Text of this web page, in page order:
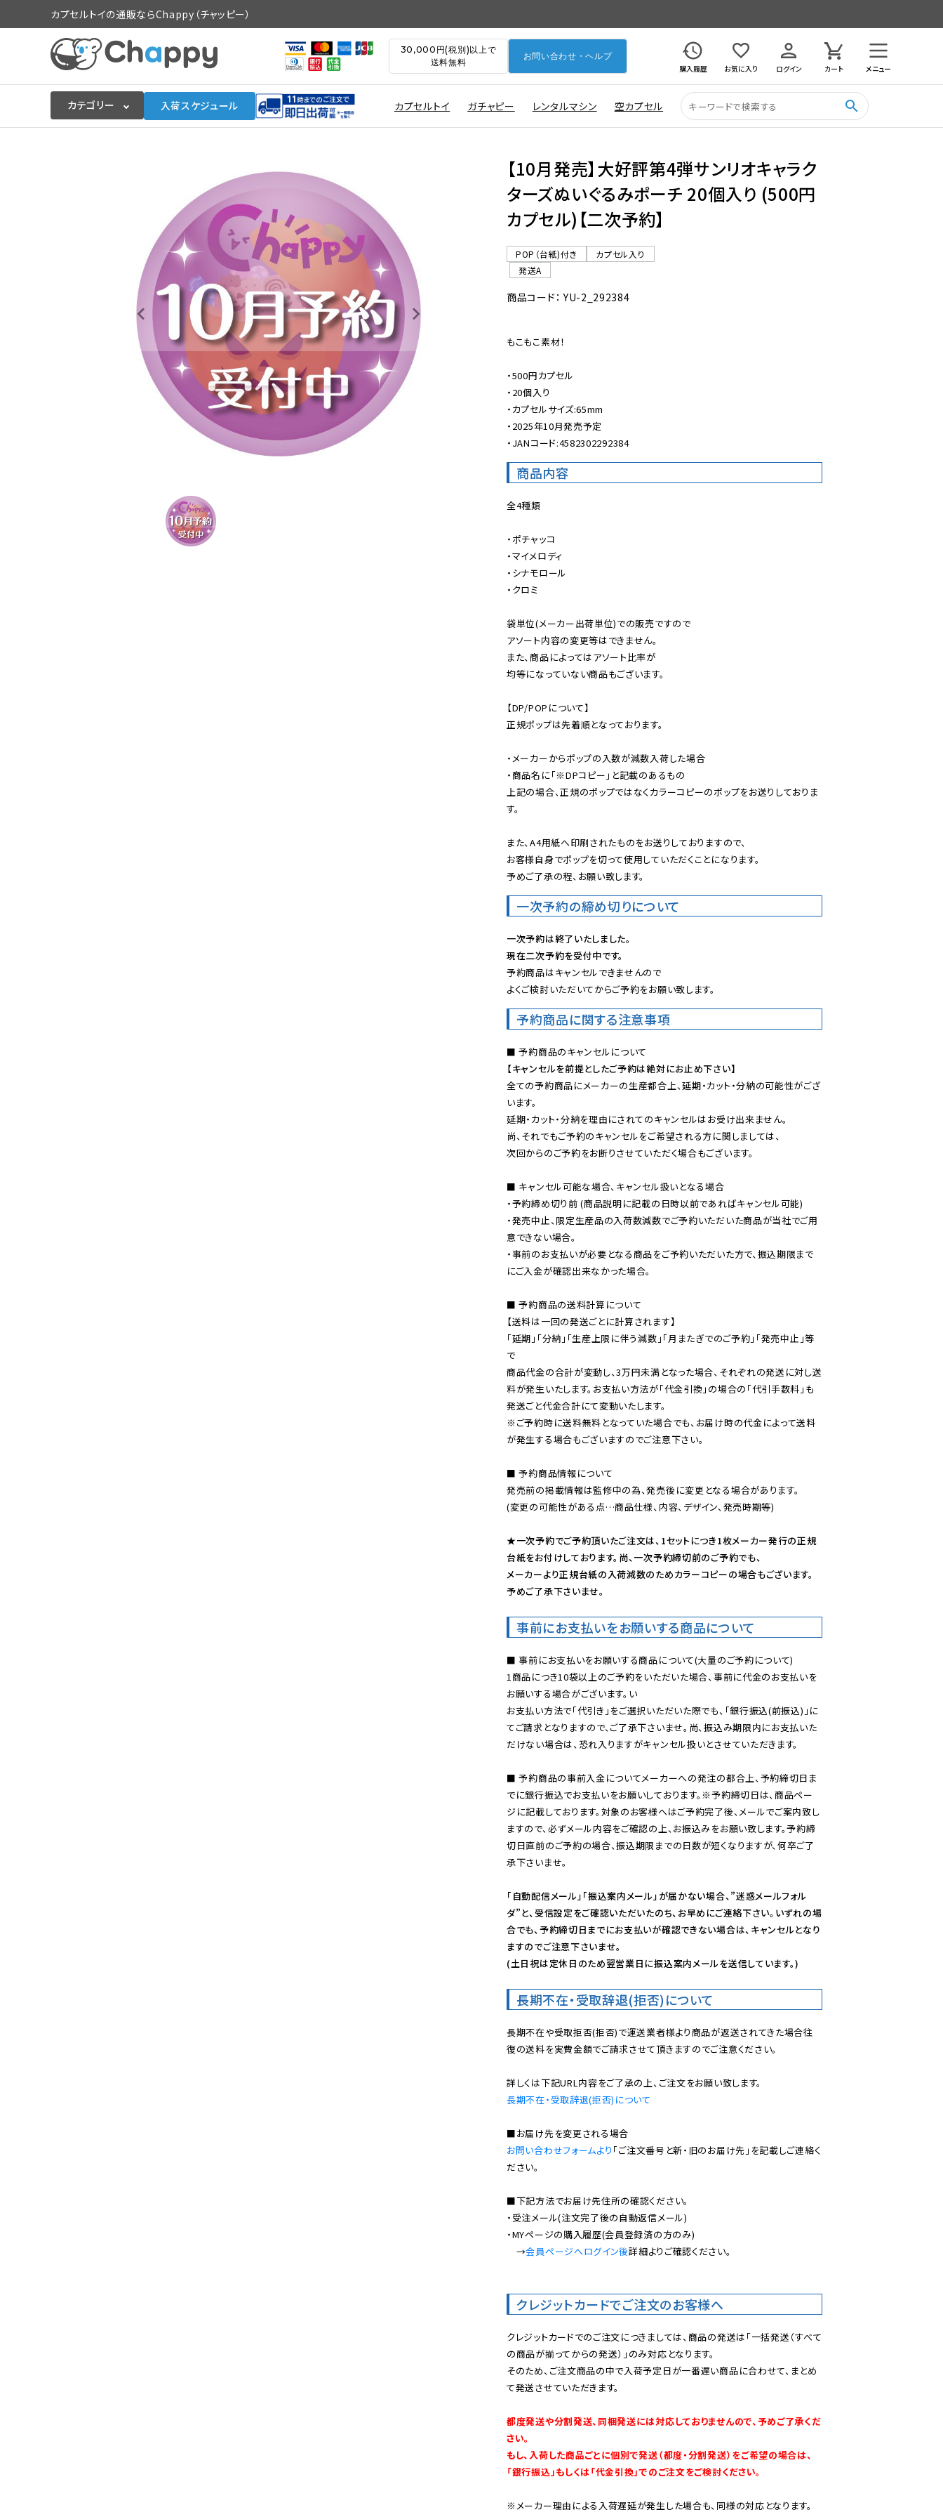
カプセルトイの通販ならChappy（チャッピー）
30,000円(税別)以上で
送料無料
お問い合わせ・ヘルプ
購入履歴
お気に入り ログイン カート メニュー
カテゴリー 入荷スケジュール カプセルトイ ガチャピー レンタルマシン 空カプセル search
【10月発売】大好評第4弾サンリオキャラク
ターズぬいぐるみポーチ 20個入り (500円
カプセル)【二次予約】
POP（台紙)付き
カプセル入り
発送A
商品コード： YU-2_292384
もこもこ素材！
・500円カプセル
・20個入り
・カプセルサイズ:65mm
・2025年10月発売予定
・JANコード:4582302292384
商品内容
全4種類
・ポチャッコ
・マイメロディ
・シナモロール
・クロミ
袋単位(メーカー出荷単位)での販売ですので
アソート内容の変更等はできません。
また、商品によってはアソート比率が
均等になっていない商品もございます。
【DP/POPについて】
正規ポップは先着順となっております。
・メーカーからポップの入数が減数入荷した場合
・商品名に「※DPコピー」と記載のあるもの
上記の場合、正規のポップではなくカラーコピーのポップをお送りしておりま
す。
また、A4用紙へ印刷されたものをお送りしておりますので、
お客様自身でポップを切って使用していただくことになります。
予めご了承の程、お願い致します。
一次予約の締め切りについて
一次予約は終了いたしました。
現在二次予約を受付中です。
予約商品はキャンセルできませんので
よくご検討いただいてからご予約をお願い致します。
予約商品に関する注意事項
【キャンセルを前提としたご予約は絶対にお止め下さい】
全ての予約商品にメーカーの生産都合上、延期・カット・分納の可能性がござ
います。
延期・カット・分納を理由にされてのキャンセルはお受け出来ません。
尚、それでもご予約のキャンセルをご希望される方に関しましては、
次回からのご予約をお断りさせていただく場合もございます。
■ キャンセル可能な場合、キャンセル扱いとなる場合
・予約締め切り前 (商品説明に記載の日時以前であればキャンセル可能)
・発売中止、限定生産品の入荷数減数でご予約いただいた商品が当社でご用
意できない場合。
・事前のお支払いが必要となる商品をご予約いただいた方で、振込期限まで
にご入金が確認出来なかった場合。
■ 予約商品の送料計算について
【送料は一回の発送ごとに計算されます】
「延期」「分納」「生産上限に伴う減数」「月またぎでのご予約」「発売中止」等
で
商品代金の合計が変動し、3万円未満となった場合、それぞれの発送に対し送
料が発生いたします。お支払い方法が「代金引換」の場合の「代引手数料」も
※ご予約時に送料無料となっていた場合でも、お届け時の代金によって送料
が発生する場合もございますのでご注意下さい。
■ 予約商品情報について
発売前の掲載情報は監修中の為、発売後に変更となる場合があります。
(変更の可能性がある点…商品仕様、内容、デザイン、発売時期等)
★一次予約でご予約頂いたご注文は、1セットにつき1枚メーカー発行の正規
台紙をお付けしております。尚、一次予約締切前のご予約でも、
メーカーより正規台紙の入荷減数のためカラーコピーの場合もございます。
予めご了承下さいませ。
事前にお支払いをお願いする商品について
■ 事前にお支払いをお願いする商品について(大量のご予約について)
1商品につき10袋以上のご予約をいただいた場合、事前に代金のお支払いを
お願いする場合がございます。い
お支払い方法で「代引き」をご選択いただいた際でも、「銀行振込(前振込)」に
てご請求となりますので、ご了承下さいませ。尚、振込み期限内にお支払いた
だけない場合は、恐れ入りますがキャンセル扱いとさせていただきます。
■ 予約商品の事前入金についてメーカーへの発注の都合上、予約締切日ま
でに銀行振込でお支払いをお願いしております。※予約締切日は、商品ペー
ジに記載しております。対象のお客様へはご予約完了後、メールでご案内致し
ますので、必ずメール内容をご確認の上、お振込みをお願い致します。予約締
切日直前のご予約の場合、振込期限までの日数が短くなりますが、何卒ご了
承下さいませ。
「自動配信メール」「振込案内メール」が届かない場合、”迷惑メールフォル
ダ”と、受信設定をご確認いただいたのち、お早めにご連絡下さい。いずれの場
合でも、予約締切日までにお支払いが確認できない場合は、キャンセルとなり
ますのでご注意下さいませ。
(土日祝は定休日のため翌営業日に振込案内メールを送信しています。)
長期不在・受取辞退(拒否)について
長期不在や受取拒否(拒否)で運送業者様より商品が返送されてきた場合往
復の送料を実費金額でご請求させて頂きますのでご注意ください。
長期不在・受取辞退(拒否)について
お問い合わせフォームより 「ご注文番号と新・旧のお届け先」を記載しご連絡く
ださい。
■下記方法でお届け先住所の確認ください。
・受注メール(注文完了後の自動返信メール)
・MYページの購入履歴(会員登録済の方のみ)
→会員ページへログイン後詳細よりご確認ください。
クレジットカードでご注文のお客様へ
クレジットカードでのご注文につきましては、商品の発送は「一括発送（すべて
の商品が揃ってからの発送）」のみ対応となります。
そのため、ご注文商品の中で入荷予定日が一番遅い商品に合わせて、まとめ
て発送させていただきます。
都度発送や分割発送、同梱発送には対応しておりませんので、予めご了承くだ
さい。
もし、入荷した商品ごとに個別で発送（都度・分割発送）をご希望の場合は、
「銀行振込」もしくは「代金引換」でのご注文をご検討ください。
※メーカー理由による入荷遅延が発生した場合も、同様の対応となります。